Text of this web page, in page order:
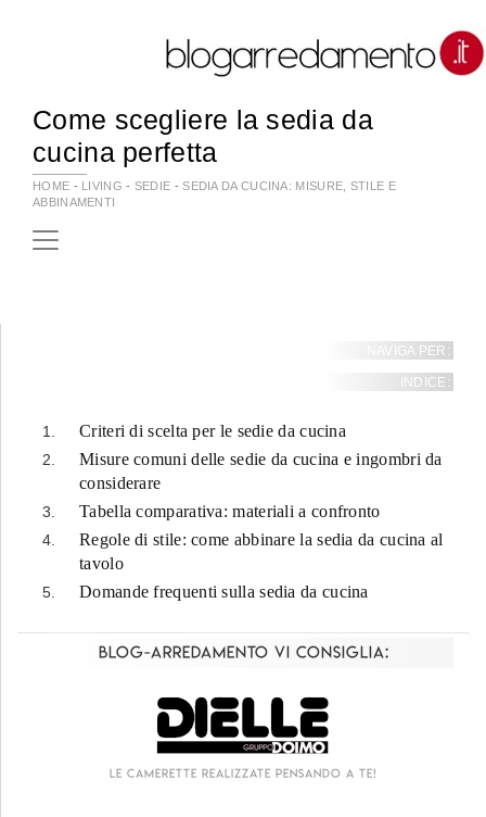
Come scegliere la sedia da
cucina perfetta
HOME - LIVING - SEDIE -SEDIA DA CUCINA: MISURE, STILE E
ABBINAMENTI
NAVIGA PER:
INDICE:
Criteri di scelta per le sedie da cucina
Misure comuni delle sedie da cucina e ingombri da
considerare
Tabella comparativa: materiali a confronto
Regole di stile: come abbinare la sedia da cucina al
tavolo
Domande frequenti sulla sedia da cucina
Blog-Arredamento vi consiglia: